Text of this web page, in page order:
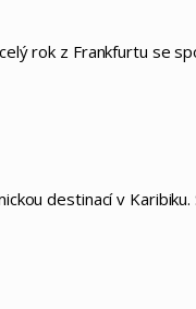
rok z Frankfurtu se
destinací v